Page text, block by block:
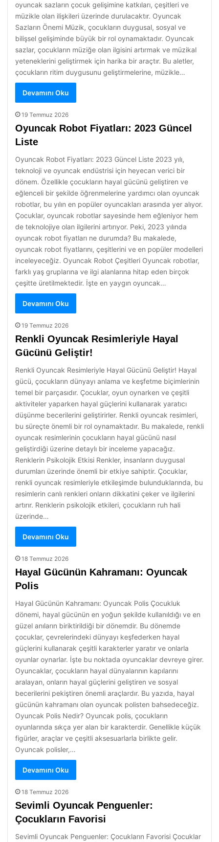
oyuncak sazların çocuk gelişimine katkıları, çeşitleri ve
müzikle olan ilişkileri üzerinde durulacaktır. Oyuncak
Sazların Önemi Müzik, çocukların duygusal, sosyal ve
bilişsel gelişiminde büyük bir rol oynamaktadır. Oyuncak
sazlar, çocukların müziğe olan ilgisini artırmak ve müzikal
yeteneklerini geliştirmek için harika bir araçtır. Bu aletler,
çocukların ritim duygusunu geliştirmelerine, müzikle…
Devamını Oku
19 Temmuz 2026
Oyuncak Robot Fiyatları: 2023 Güncel
Liste
Oyuncak Robot Fiyatları: 2023 Güncel Liste 2023 yılı,
teknoloji ve oyuncak endüstrisi için heyecan verici bir
dönem. Özellikle çocukların hayal gücünü geliştiren ve
eğlenceli bir şekilde öğrenmelerine yardımcı olan oyuncak
robotlar, bu yılın en popüler oyuncakları arasında yer alıyor.
Çocuklar, oyuncak robotlar sayesinde hem eğleniyor hem
de teknolojiye olan ilgilerini artırıyor. Peki, 2023 yılında
oyuncak robot fiyatları ne durumda? Bu makalede,
oyuncak robot fiyatlarını, çeşitlerini ve en popüler modelleri
inceleyeceğiz. Oyuncak Robot Çeşitleri Oyuncak robotlar,
farklı yaş gruplarına ve ilgi alanlarına hitap eden birçok
çeşitte üretilmektedir. İşte en yaygın oyuncak…
Devamını Oku
19 Temmuz 2026
Renkli Oyuncak Resimleriyle Hayal
Gücünü Geliştir!
Renkli Oyuncak Resimleriyle Hayal Gücünü Geliştir! Hayal
gücü, çocukların dünyayı anlama ve keşfetme biçimlerinin
temel bir parçasıdır. Çocuklar, oyun oynarken ve çeşitli
aktiviteler yaparken hayal güçlerini kullanarak yaratıcı
düşünme becerilerini geliştirirler. Renkli oyuncak resimleri,
bu süreçte önemli bir rol oynamaktadır. Bu makalede, renkli
oyuncak resimlerinin çocukların hayal gücünü nasıl
geliştirdiği üzerine detaylı bir inceleme yapacağız.
Renklerin Psikolojik Etkisi Renkler, insanların duygusal
durumları üzerinde önemli bir etkiye sahiptir. Çocuklar,
renkli oyuncak resimleriyle etkileşimde bulunduklarında, bu
resimlerin canlı renkleri onların dikkatini çeker ve ilgilerini
artırır. Renklerin psikolojik etkileri, çocukların ruh hali
üzerinde…
Devamını Oku
18 Temmuz 2026
Hayal Gücünün Kahramanı: Oyuncak
Polis
Hayal Gücünün Kahramanı: Oyuncak Polis Çocukluk
dönemi, hayal gücünün en yoğun şekilde kullanıldığı ve en
güzel anıların biriktirildiği bir dönemdir. Bu dönemde
çocuklar, çevrelerindeki dünyayı keşfederken hayal
güçlerini kullanarak çeşitli karakterler yaratır ve onlarla
oyunlar oynarlar. İşte bu noktada oyuncaklar devreye girer.
Oyuncaklar, çocukların hayal dünyalarının kapılarını
aralayan, onların hayal güçlerini geliştiren ve sosyal
becerilerini pekiştiren önemli araçlardır. Bu yazıda, hayal
gücünün kahramanı olan oyuncak polisten bahsedeceğiz.
Oyuncak Polis Nedir? Oyuncak polis, çocukların
oyunlarında sıkça yer alan bir karakterdir. Genellikle küçük
figürler, araçlar ve çeşitli aksesuarlarla birlikte gelir.
Oyuncak polisler,…
Devamını Oku
18 Temmuz 2026
Sevimli Oyuncak Penguenler:
Çocukların Favorisi
Sevimli Oyuncak Penguenler: Çocukların Favorisi Çocuklar